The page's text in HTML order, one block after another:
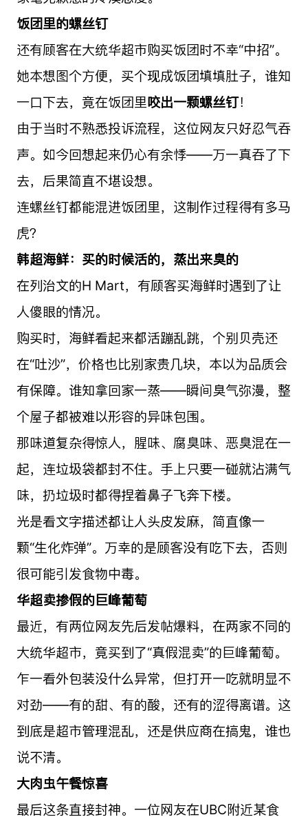
饭团里的螺丝钉
还有顾客在大统华超市购买饭团时不幸“中招”。
她本想图个方便，买个现成饭团填填肚子，谁知
一口下去，竟在饭团里咬出一颗螺丝钉！
由于当时不熟悉投诉流程，这位网友只好忍气吞
声。如今回想起来仍心有余悸——万一真吞了下
去，后果简直不堪设想。
连螺丝钉都能混进饭团里，这制作过程得有多马
虎？
韩超海鲜：买的时候活的，蒸出来臭的
在列治文的H Mart，有顾客买海鲜时遇到了让
人傻眼的情况。
购买时，海鲜看起来都活蹦乱跳，个别贝壳还
在“吐沙”，价格也比别家贵几块，本以为品质会
有保障。谁知拿回家一蒸——瞬间臭气弥漫，整
个屋子都被难以形容的异味包围。
那味道复杂得惊人，腥味、腐臭味、恶臭混在一
起，连垃圾袋都封不住。手上只要一碰就沾满气
味，扔垃圾时都得捏着鼻子飞奔下楼。
光是看文字描述都让人头皮发麻，简直像一
颗“生化炸弹”。万幸的是顾客没有吃下去，否则
很可能引发食物中毒。
华超卖掺假的巨峰葡萄
最近，有两位网友先后发帖爆料，在两家不同的
大统华超市，竟买到了“真假混卖”的巨峰葡萄。
乍一看外包装没什么异常，但打开一吃就明显不
对劲——有的甜、有的酸，还有的涩得离谱。这
到底是超市管理混乱，还是供应商在搞鬼，谁也
说不清。
大肉虫午餐惊喜
最后这条直接封神。 一位网友在UBC附近某食